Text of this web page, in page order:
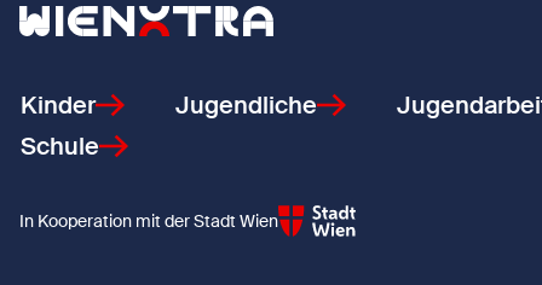
Zurück zur Startseite
Kinder Jugendliche
Schule
In Kooperation mit der Stadt Wien